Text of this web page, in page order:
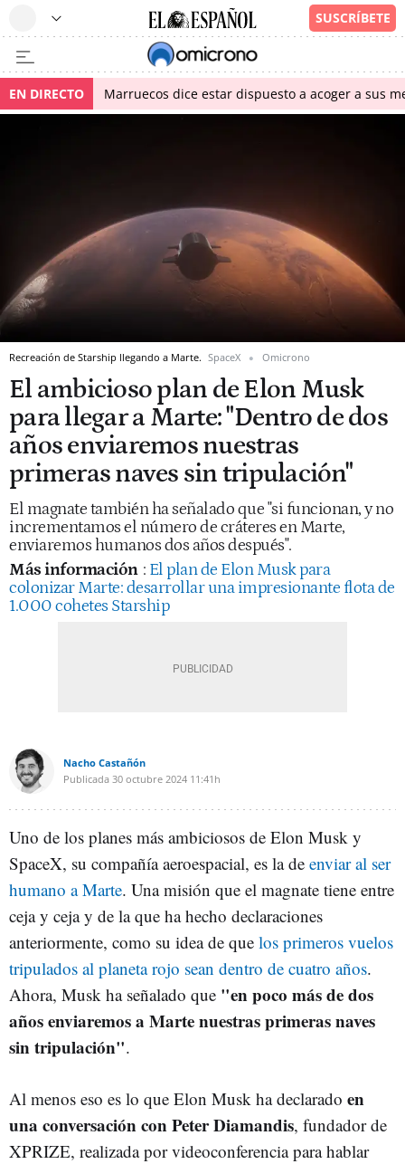
EN DIRECTO Marruecos dice estar dispuesto a acoger a sus
Recreación de Starship llegando a Marte. SpaceX Omicrono
El ambicioso plan de Elon Musk
para llegar a Marte: "Dentro de dos
años enviaremos nuestras
primeras naves sin tripulación"
El magnate también ha señalado que "si funcionan, y no
incrementamos el número de cráteres en Marte,
enviaremos humanos dos años después".
Más información : El plan de Elon Musk para
colonizar Marte: desarrollar una impresionante flota de
1.000 cohetes Starship
Nacho Castañón
Publicada 30 octubre 2024 11:41h
Uno de los planes más ambiciosos de Elon Musk y
SpaceX, su compañía aeroespacial, es la de enviar al ser
humano a Marte. Una misión que el magnate tiene entre
ceja y ceja y de la que ha hecho declaraciones
anteriormente, como su idea de que los primeros vuelos
tripulados al planeta rojo sean dentro de cuatro años.
Ahora, Musk ha señalado que "en poco más de dos
años enviaremos a Marte nuestras primeras naves
sin tripulación".
Al menos eso es lo que Elon Musk ha declarado en
una conversación con Peter Diamandis, fundador de
XPRIZE, realizada por videoconferencia para hablar